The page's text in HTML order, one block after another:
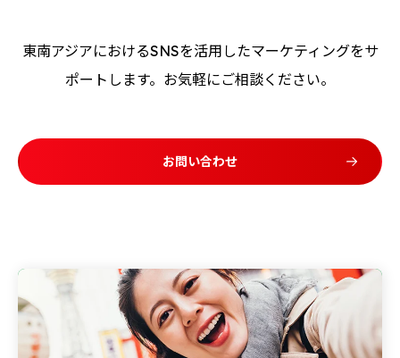
東南アジアにおけるSNSを活用したマーケティングをサ
ポートします。お気軽にご相談ください。
お問い合わせ